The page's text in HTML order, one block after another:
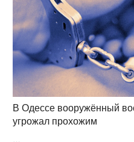
В Одессе вооружённый
угрожал прохожим